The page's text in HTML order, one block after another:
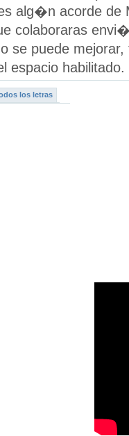
alg�n acorde de
colaboraras
se puede
espacio habilitado.
los letras